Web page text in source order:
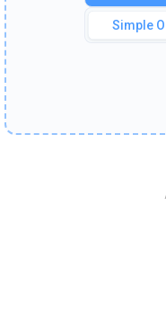
Simple